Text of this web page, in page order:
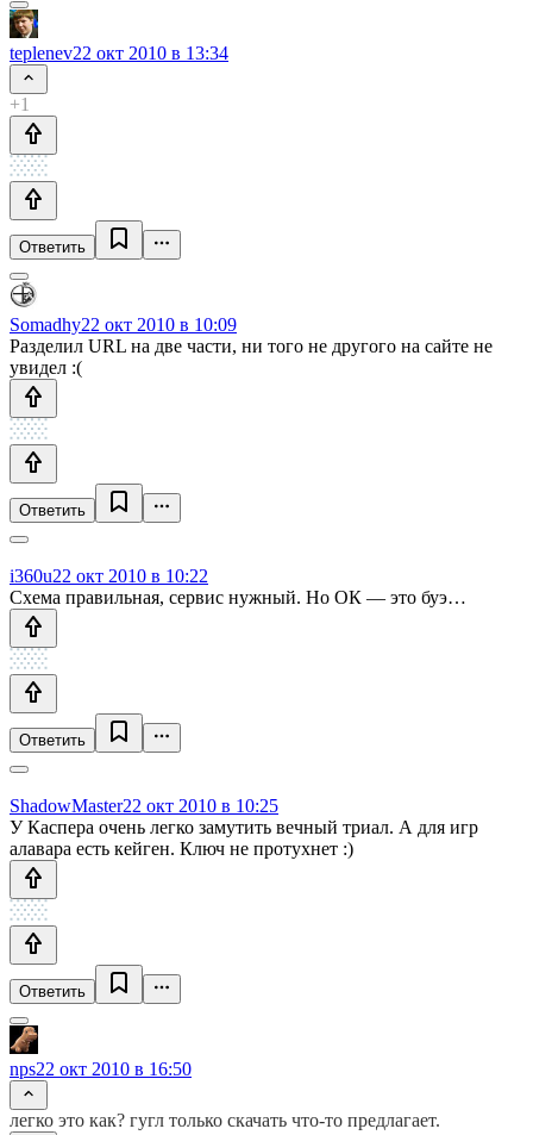
teplenev22 окт 2010 в 13:34
+1
Ответить
Somadhy22 окт 2010 в 10:09
Разделил URL на две части, ни того не другого на сайте не
увидел :(
Ответить
i360u22 окт 2010 в 10:22
Схема правильная, сервис нужный. Но ОК — это буэ…
Ответить
ShadowMaster22 окт 2010 в 10:25
У Каспера очень легко замутить вечный триал. А для игр
алавара есть кейген. Ключ не протухнет :)
Ответить
nps22 окт 2010 в 16:50
легко это как? гугл только скачать что-то предлагает.